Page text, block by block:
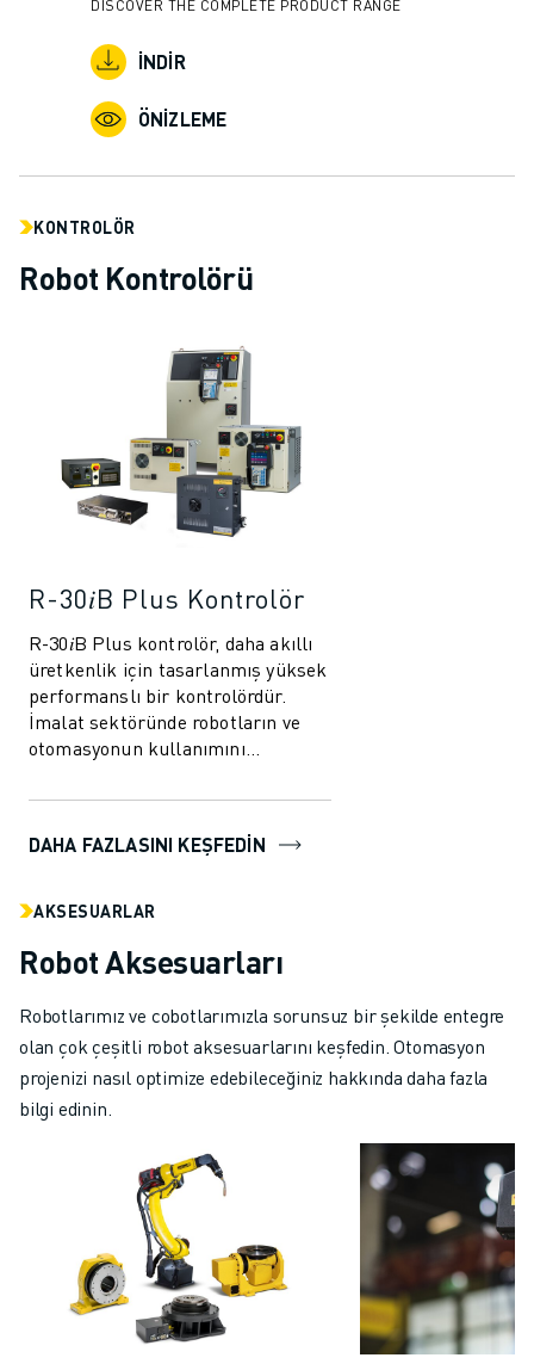
DISCOVER THE COMPLETE PRODUCT RANGE
İNDIR
ÖNIZLEME
KONTROLÖR
Robot Kontrolörü
R-30𝑖B Plus Kontrolör
R-30𝑖B Plus kontrolör, daha akıllı
üretkenlik için tasarlanmış yüksek
performanslı bir kontrolördür.
İmalat sektöründe robotların ve
otomasyonun kullanımını
geliştirilmiştir. B...
DAHA FAZLASINI KEŞFEDIN
AKSESUARLAR
Robot Aksesuarları
Robotlarımız ve cobotlarımızla sorunsuz bir şekilde entegre
olan çok çeşitli robot aksesuarlarını keşfedin. Otomasyon
projenizi nasıl optimize edebileceğiniz hakkında daha fazla
bilgi edinin.